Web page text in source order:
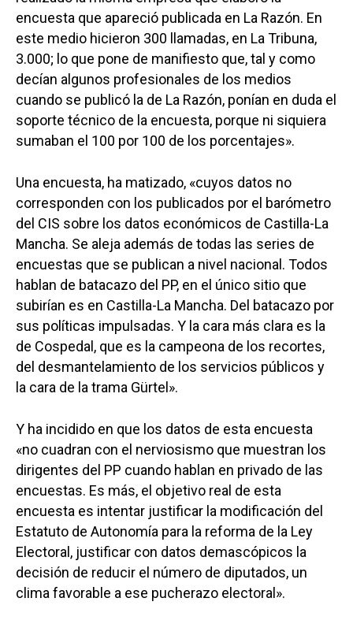
encuesta que apareció publicada en La Razón. En
este medio hicieron 300 llamadas, en La Tribuna,
3.000; lo que pone de manifiesto que, tal y como
decían algunos profesionales de los medios
cuando se publicó la de La Razón, ponían en duda el
soporte técnico de la encuesta, porque ni siquiera
sumaban el 100 por 100 de los porcentajes».
Una encuesta, ha matizado, «cuyos datos no
corresponden con los publicados por el barómetro
del CIS sobre los datos económicos de Castilla-La
Mancha. Se aleja además de todas las series de
encuestas que se publican a nivel nacional. Todos
hablan de batacazo del PP, en el único sitio que
subirían es en Castilla-La Mancha. Del batacazo por
sus políticas impulsadas. Y la cara más clara es la
de Cospedal, que es la campeona de los recortes,
del desmantelamiento de los servicios públicos y
la cara de la trama Gürtel».
Y ha incidido en que los datos de esta encuesta
«no cuadran con el nerviosismo que muestran los
dirigentes del PP cuando hablan en privado de las
encuestas. Es más, el objetivo real de esta
encuesta es intentar justificar la modificación del
Estatuto de Autonomía para la reforma de la Ley
Electoral, justificar con datos demascópicos la
decisión de reducir el número de diputados, un
clima favorable a ese pucherazo electoral».